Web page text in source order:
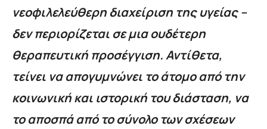
νεοφιλελεύθερη διαχείριση της υγείας –
δεν περιορίζεται σε μια ουδέτερη
θεραπευτική προσέγγιση. Αντίθετα,
τείνει να απογυμνώνει το άτομο από την
κοινωνική και ιστορική του διάσταση, να
το αποσπά από το σύνολο των σχέσεων